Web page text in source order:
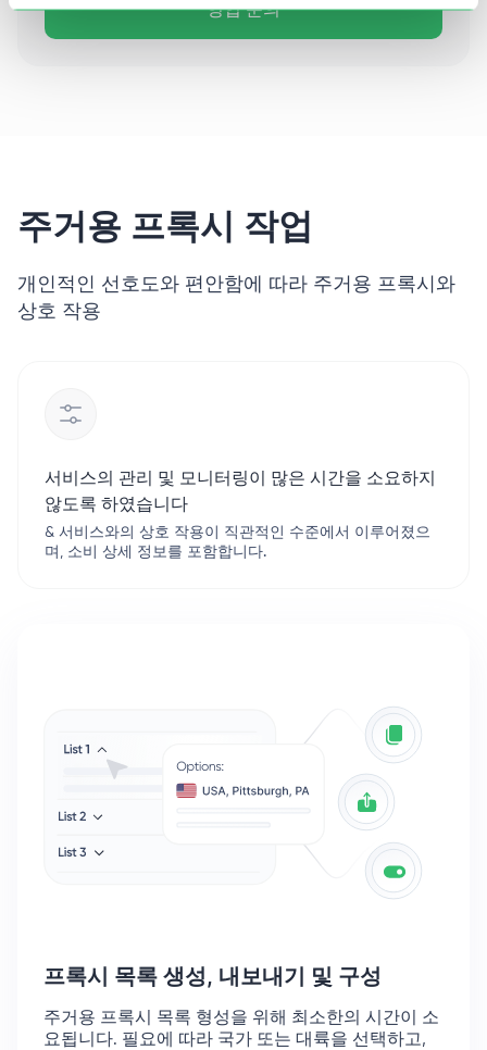
영업 문의
주거용 프록시 작업
개인적인 선호도와 편안함에 따라 주거용 프록시와
상호 작용
서비스의 관리 및 모니터링이 많은 시간을 소요하지
않도록 하였습니다
& 서비스와의 상호 작용이 직관적인 수준에서 이루어졌으
며, 소비 상세 정보를 포함합니다.
프록시 목록 생성, 내보내기 및 구성
주거용 프록시 목록 형성을 위해 최소한의 시간이 소
요됩니다. 필요에 따라 국가 또는 대륙을 선택하고,